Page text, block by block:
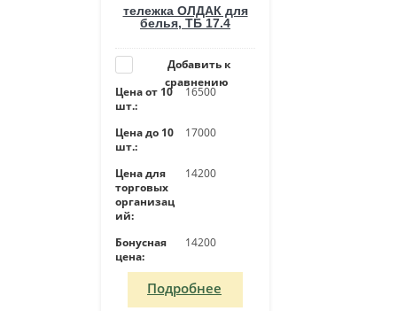
тележка ОЛДАК для
белья, ТБ 17.4
Добавить к
сравнению
Цена от 10
шт.:
16500
Цена до 10
шт.:
17000
Цена для
торговых
организац
ий:
14200
Бонусная
цена:
14200
Подробнее